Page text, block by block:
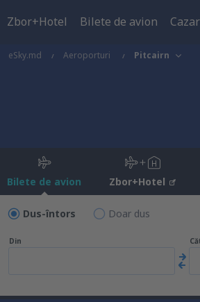
Zbor+Hotel Bilete de avion
eSky.md Aeroporturi Pitcairn
Bilete de avion Zbor+Hotel
Dus-întors Doar dus
Din